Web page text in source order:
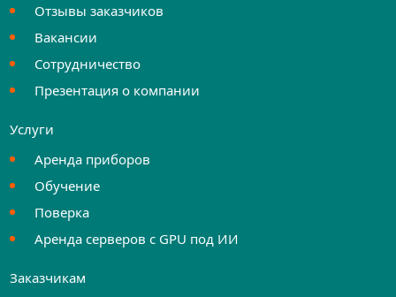
Отзывы заказчиков
Вакансии
Сотрудничество
Презентация о компании
Услуги
Аренда приборов
Обучение
Поверка
Аренда серверов с GPU под ИИ
Заказчикам